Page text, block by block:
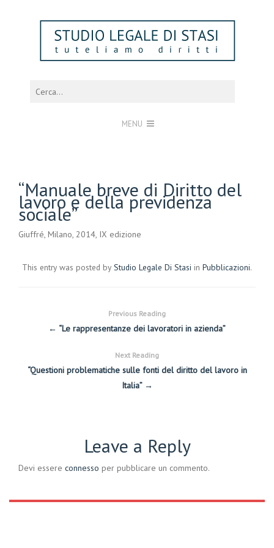
MENU
“Manuale breve di Diritto del
lavoro e della previdenza
sociale”
Giuffré, Milano, 2014, IX edizione
This entry was posted by Studio Legale Di Stasi in Pubblicazioni.
Previous Reading
← “Le rappresentanze dei lavoratori in azienda”
Next Reading
“Questioni problematiche sulle fonti del diritto del lavoro in
Italia” →
Leave a Reply
Devi essere connesso per pubblicare un commento.